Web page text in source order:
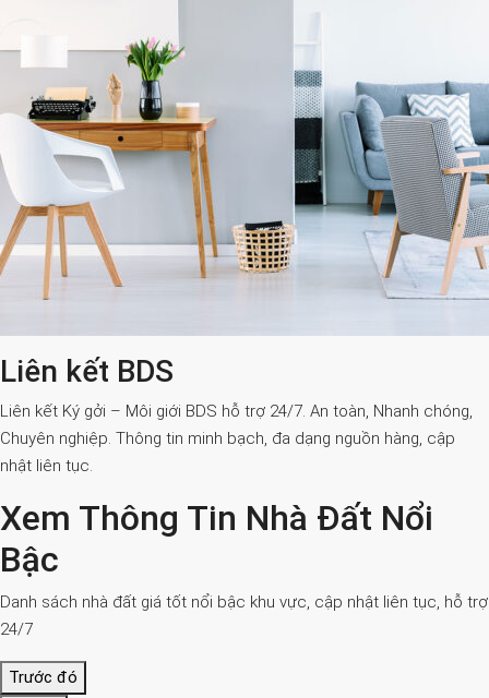
Liên kết BDS
Liên kết Ký gởi – Môi giới BDS hỗ trợ 24/7. An toàn, Nhanh chóng,
Chuyên nghiệp. Thông tin minh bạch, đa dạng nguồn hàng, cập
nhật liên tục.
Xem Thông Tin Nhà Đất Nổi
Bậc
Danh sách nhà đất giá tốt nổi bậc khu vực, cập nhật liên tục, hỗ trợ
24/7
Trước đó